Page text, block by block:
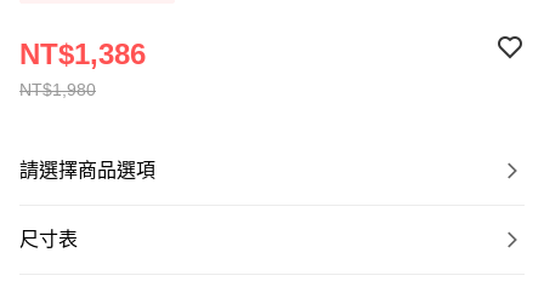
NT$1,980
NT$1,386
請選擇商品選項
尺寸表